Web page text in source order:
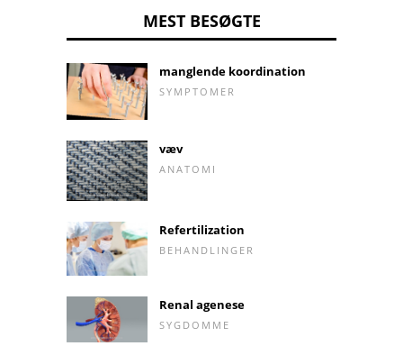
MEST BESØGTE
manglende koordination
SYMPTOMER
væv
ANATOMI
Refertilization
BEHANDLINGER
Renal agenese
SYGDOMME